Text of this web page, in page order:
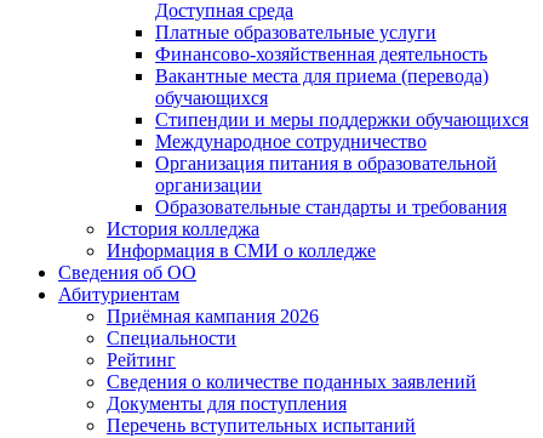
Доступная среда
Платные образовательные услуги
Финансово-хозяйственная деятельность
Вакантные места для приема (перевода)
обучающихся
Стипендии и меры поддержки обучающихся
Международное сотрудничество
Организация питания в образовательной
организации
Образовательные стандарты и требования
История колледжа
Информация в СМИ о колледже
Сведения об ОО
Абитуриентам
Приёмная кампания 2026
Специальности
Рейтинг
Сведения о количестве поданных заявлений
Документы для поступления
Перечень вступительных испытаний